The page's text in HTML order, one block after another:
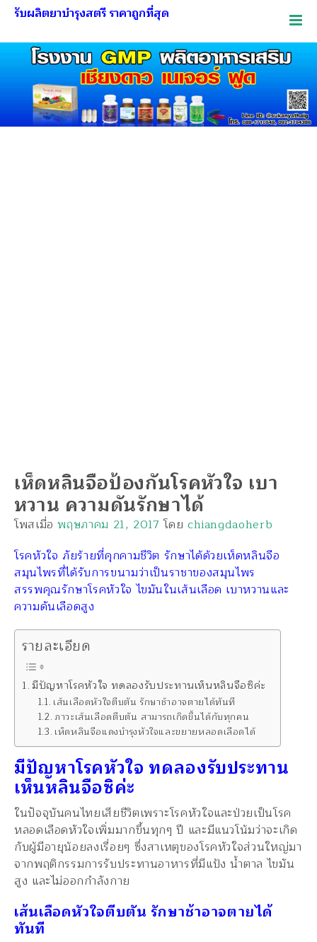
รับผลิตยาบำรุงสตรี ราคาถูกที่สุด
เห็ดหลินจือป้องกันโรคหัวใจ เบา
หวาน ความดันรักษาได้
โพสเมื่อ พฤษภาคม 21, 2017 โดย chiangdaoherb
โรคหัวใจ ภัยร้ายที่คุกคามชีวิต รักษาได้ด้วยเห็ดหลินจือ
สมุนไพรที่ได้รับการขนามว่าเป็นราชาของสมุนไพร
สรรพคุณรักษาโรคหัวใจ ไขมันในเส้นเลือด เบาหวานและ
ความดันเลือดสูง
รายละเอียด
มีปัญหาโรคหัวใจ ทดลองรับประทานเห็นหลินจือซิค่ะ
เส้นเลือดหัวใจตีบตัน รักษาช้าอาจตายได้ทันที
ภาวะเส้นเลือดตีบตัน สามารถเกิดขึ้นได้กับทุกคน
เห็ดหลินจือแดงบำรุงหัวใจและขยายหลอดเลือดได้
มีปัญหาโรคหัวใจ ทดลองรับประทาน
เห็นหลินจือซิค่ะ
ในปัจจุบันคนไทยเสียชีวิตเพราะโรคหัวใจและป่วยเป็นโรค
หลอดเลือดหัวใจเพิ่มมากขึ้นทุกๆ ปี และมีแนวโน้มว่าจะเกิด
กับผู้มีอายุน้อยลงเรื่อยๆ ซึ่งสาเหตุของโรคหัวใจส่วนใหญ่มา
จากพฤติกรรมการรับประทานอาหารที่มีแป้ง น้ำตาล ไขมัน
สูง และไม่ออกกำลังกาย
เส้นเลือดหัวใจตีบตัน รักษาช้าอาจตายได้
ทันที